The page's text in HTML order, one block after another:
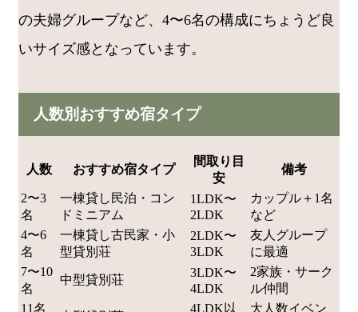
の夫婦グループなど、4〜6名の構成にちょうど良
いサイズ感となっています。
人数別おすすめ宿タイプ
人数 おすすめ宿タイプ
間取り目
安
備考
2〜3
名
一棟貸し民泊・コン
ドミニアム
1LDK〜
2LDK
カップル＋1名
など
4〜6
名
一棟貸し古民家・小
型貸別荘
2LDK〜
3LDK
友人グループ
に最適
7〜10
名
中型貸別荘
3LDK〜
4LDK
2家族・サーク
ル仲間
11名
4LDK以
大人数イベン